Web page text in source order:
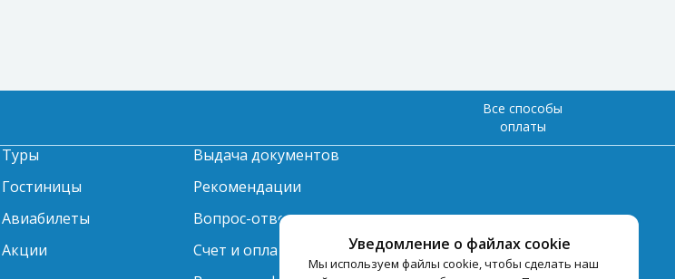
Уведомление о файлах cookie
Мы используем файлы cookie, чтобы сделать наш
Все способы
оплаты
Туры
Гостиницы
Авиабилеты
Акции
Выдача документов
Рекомендации
Вопрос-ответ
Счет и оплата